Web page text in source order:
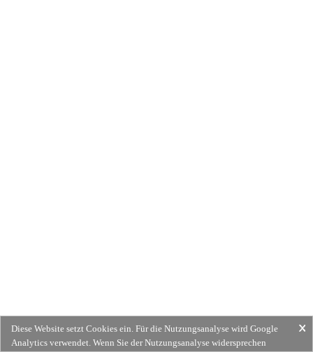
Diese Website setzt Cookies ein. Für die Nutzungsanalyse wird Google
Analytics verwendet. Wenn Sie der Nutzungsanalyse widersprechen